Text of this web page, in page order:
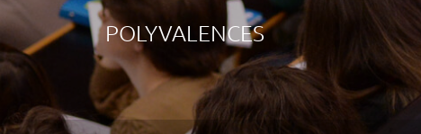
POLYVALENCES